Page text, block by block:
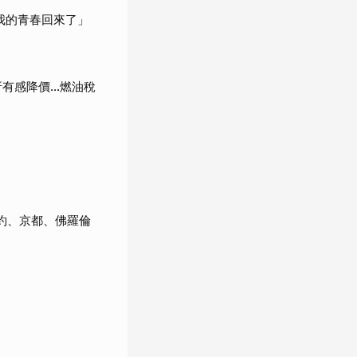
青春回來了」
感降價…燃油稅
、京都、佛羅倫